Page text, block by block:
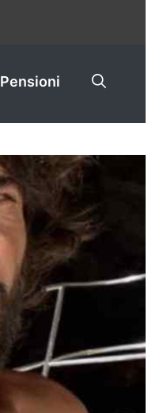
Pensioni